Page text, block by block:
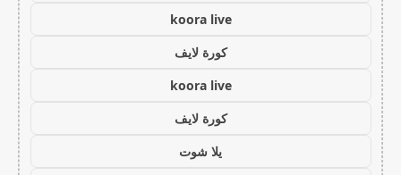
koora live
كورة لايف
koora live
كورة لايف
يلا شوت